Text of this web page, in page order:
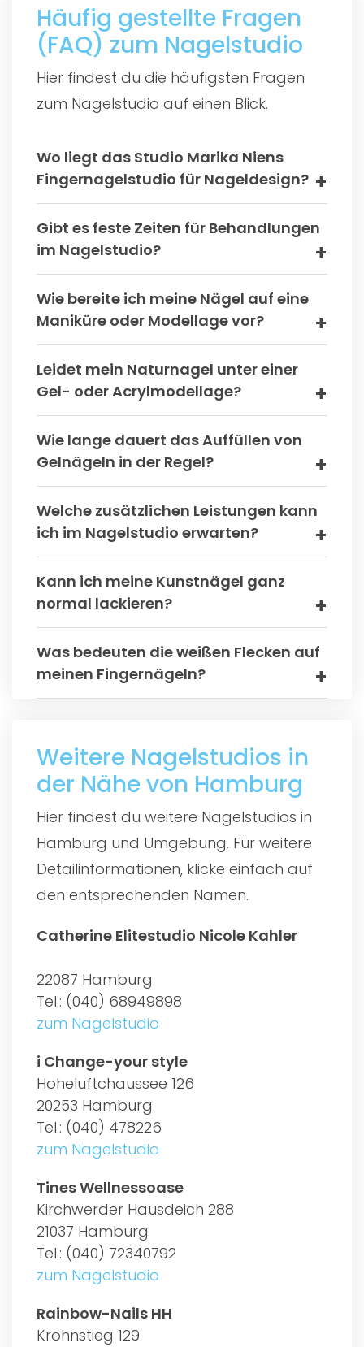
Häufig gestellte Fragen
(FAQ) zum Nagelstudio
Hier findest du die häufigsten Fragen
zum Nagelstudio auf einen Blick.
Wo liegt das Studio Marika Niens
Fingernagelstudio für Nageldesign?
Gibt es feste Zeiten für Behandlungen
im Nagelstudio?
Wie bereite ich meine Nägel auf eine
Maniküre oder Modellage vor?
Leidet mein Naturnagel unter einer
Gel- oder Acrylmodellage?
Wie lange dauert das Auffüllen von
Gelnägeln in der Regel?
Welche zusätzlichen Leistungen kann
ich im Nagelstudio erwarten?
Kann ich meine Kunstnägel ganz
normal lackieren?
Was bedeuten die weißen Flecken auf
meinen Fingernägeln?
Weitere Nagelstudios in
der Nähe von Hamburg
Hier findest du weitere Nagelstudios in
Hamburg und Umgebung. Für weitere
Detailinformationen, klicke einfach auf
den entsprechenden Namen.
Catherine Elitestudio Nicole Kahler
22087 Hamburg
Tel.: (040) 68949898
zum Nagelstudio
i Change-your style
Hoheluftchaussee 126
20253 Hamburg
Tel.: (040) 478226
zum Nagelstudio
Tines Wellnessoase
Kirchwerder Hausdeich 288
21037 Hamburg
Tel.: (040) 72340792
zum Nagelstudio
Rainbow-Nails HH
Krohnstieg 129